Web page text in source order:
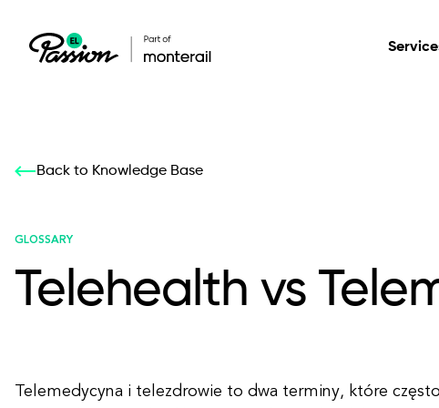
Our services: build,
All services
Our services: build,
Back to Knowledge Base
GLOSSARY
Telehealth vs
Telemedycyna i telezdrowie to dwa terminy, które